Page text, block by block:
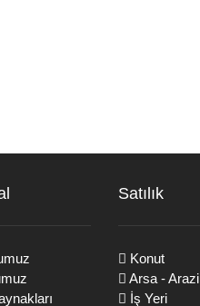
Satılık
Konut
Arsa - Arazi
İş Yeri